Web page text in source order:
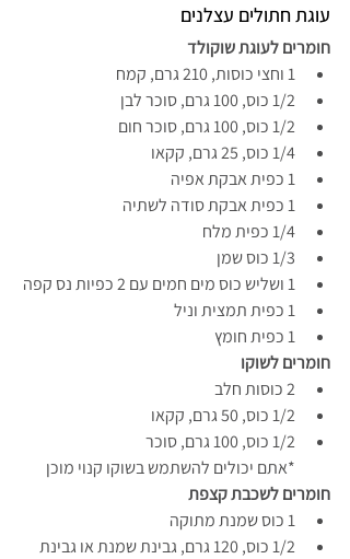
עוגת חתולים עצלנים
חומרים לעוגת שוקולד
1 וחצי כוסות, 210 גרם, קמח
1/2 כוס, 100 גרם, סוכר לבן
1/2 כוס, 100 גרם, סוכר חום
1/4 כוס, 25 גרם, קקאו
1 כפית אבקת אפיה
1 כפית אבקת סודה לשתיה
1/4 כפית מלח
1/3 כוס שמן
1 ושליש כוס מים חמים עם 2 כפיות נס קפה
1 כפית תמצית וניל
1 כפית חומץ
חומרים לשוקו
2 כוסות חלב
1/2 כוס, 50 גרם, קקאו
1/2 כוס, 100 גרם, סוכר
*אתם יכולים להשתמש בשוקו קנוי מוכן
חומרים לשכבת קצפת
1 כוס שמנת מתוקה
1/2 כוס, 120 גרם, גבינת שמנת או גבינת